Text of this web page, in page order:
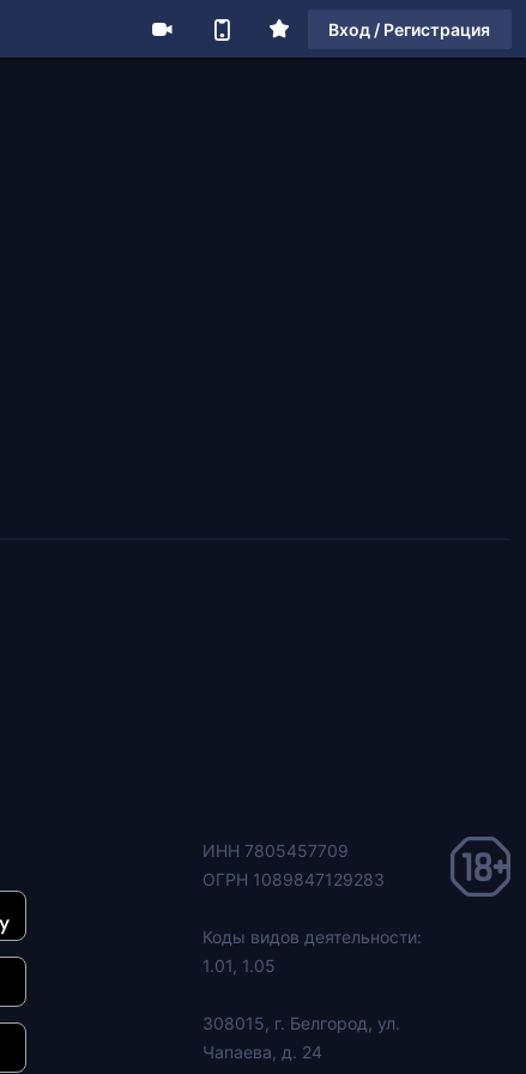
Вход / Регистрация
ИНН 7805457709
ОГРН 1089847129283
Коды видов деятельности:
1.01, 1.05
308015, г. Белгород, ул.
Чапаева, д. 24